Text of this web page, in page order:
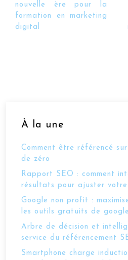
nouvelle ère pour la
formation en marketing
digital
À la une
Comment être référencé
de zéro
Rapport SEO : comment
résultats pour ajuster
Google non profit :
les outils gratuits de google
Arbre de décision et
service du référencement
Smartphone charge